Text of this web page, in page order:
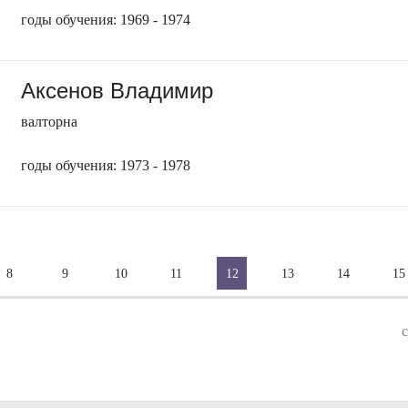
годы обучения: 1969 - 1974
Аксенов Владимир
валторна
годы обучения: 1973 - 1978
8 9 10 11 12 13 14 15